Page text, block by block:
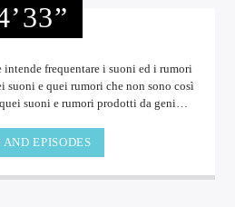
intende frequentare i suoni ed i rumori
suoni e quei rumori che non sono così
suoni e rumori prodotti da geni
rumori rivolti a chi non si accontenta
ottimamente suonate,
Suoni e rumori ricercati e scovati,
AND EPISODES